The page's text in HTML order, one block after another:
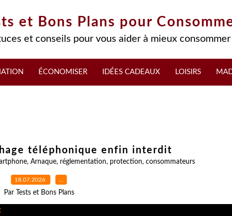
et Bons Plans pour
et conseils pour vous aider à mieux
ÉCONOMISER IDÉES CADEAUX LOISIRS
téléphonique enfin interdit
, Arnaque, réglementation, protection, consommateurs
18.07.2026 …
Par Tests et Bons Plans